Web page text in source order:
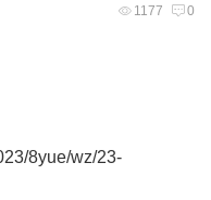
1177 0
8yue/wz/23-